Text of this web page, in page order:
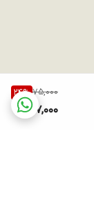
75,000
24%
57,000